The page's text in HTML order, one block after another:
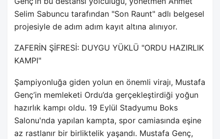
Selim Sabuncu tarafından "Son Raunt" adlı belgesel
projesiyle de adım adım kayıt altına alınıyor.
ZAFERİN ŞİFRESİ: DUYGU YÜKLÜ "ORDU HAZIRLIK
KAMPI"
Şampiyonluğa giden yolun en önemli virajı, Mustafa
Genç’in memleketi Ordu’da gerçekleştirdiği yoğun
hazırlık kampı oldu. 19 Eylül Stadyumu Boks
Salonu'nda yapılan kampta, spor camiasında eşine
az rastlanır bir birliktelik yaşandı. Mustafa Genç,